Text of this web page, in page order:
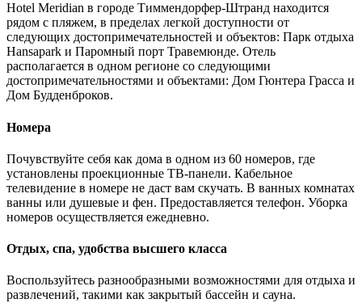
Hotel Meridian в городе Тиммендорфер-Штранд находится
рядом с пляжем, в пределах легкой доступности от
следующих достопримечательностей и объектов: Парк отдыха
Hansapark и Паромный порт Травемюнде. Отель
располагается в одном регионе со следующими
достопримечательностями и объектами: Дом Гюнтера Грасса и
Дом Будденброков.
Номера
Почувствуйте себя как дома в одном из 60 номеров, где
установлены проекционные ТВ-панели. Кабельное
телевидение в номере не даст вам скучать. В ванных комнатах
ванны или душевые и фен. Предоставляется телефон. Уборка
номеров осуществляется ежедневно.
Отдых, спа, удобства высшего класса
Воспользуйтесь разнообразными возможностями для отдыха и
развлечений, такими как закрытый бассейн и сауна.